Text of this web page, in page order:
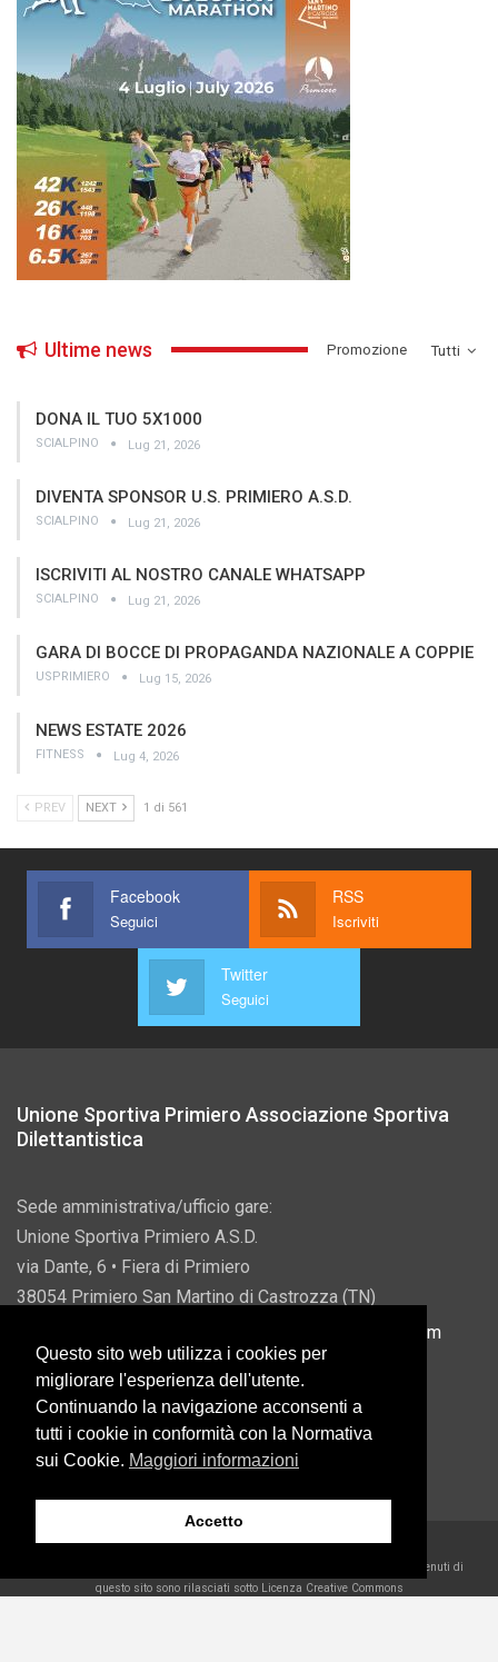
Tutti
Ultime news ­Promozione
DONA IL TUO 5X1000
SCIALPINO Lug 21, 2026
DIVENTA SPONSOR U.S. PRIMIERO A.S.D.
SCIALPINO Lug 21, 2026
ISCRIVITI AL NOSTRO CANALE WHATSAPP
SCIALPINO Lug 21, 2026
GARA DI BOCCE DI PROPAGANDA NAZIONALE A COPPIE
USPRIMIERO Lug 15, 2026
NEWS ESTATE 2026
FITNESS Lug 4, 2026
PREV NEXT 1 di 561
Facebook
Seguici
RSS
Iscriviti
Twitter
Seguici
Unione Sportiva Primiero Associazione Sportiva
Dilettantistica
Sede amministrativa/ufficio gare:
Unione Sportiva Primiero A.S.D.
via Dante, 6 • Fiera di Primiero
38054 Primiero San Martino di Castrozza (TN)
info@usprimiero.com
Vantaggi da Pubblica Amministrazione
Eccetto dove diversamente specificato, i contenuti di
questo sito sono rilasciati sotto Licenza Creative Commons
Questo sito web utilizza i cookies per
migliorare l'esperienza dell'utente.
Continuando la navigazione acconsenti a
tutti i cookie in conformità con la Normativa
sui Cookie. Maggiori informazioni
Accetto